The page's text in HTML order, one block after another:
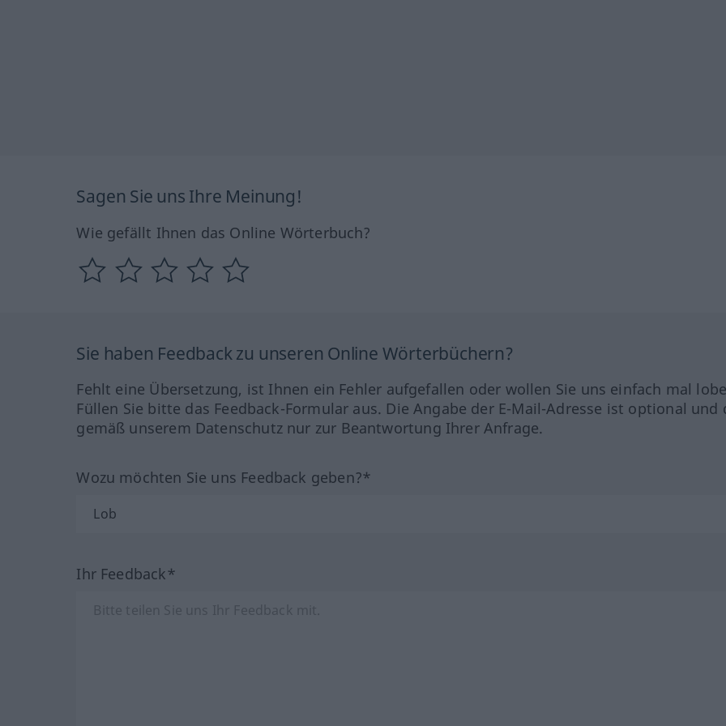
Sagen Sie uns Ihre Meinung!
Wie gefällt Ihnen das Online Wörterbuch?
Sie haben Feedback zu unseren Online Wörterbüchern?
Fehlt eine Übersetzung, ist Ihnen ein Fehler aufgefallen oder wollen Sie uns einfach mal
Füllen Sie bitte das Feedback-Formular aus. Die Angabe der E-Mail-Adresse ist optional und
gemäß unserem Datenschutz nur zur Beantwortung Ihrer Anfrage.
Wozu möchten Sie uns Feedback geben?*
Ihr Feedback*